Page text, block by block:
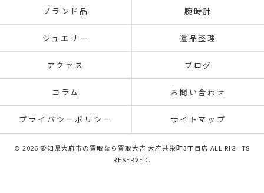
ブランド品 腕時計
ジュエリー 遺品整理
アクセス ブログ
コラム お問い合わせ
プライバシーポリシー サイトマップ
© 2026 愛知県大府市の買取なら買取大吉 大府共栄町3丁目店 ALL RIGHTS
RESERVED.